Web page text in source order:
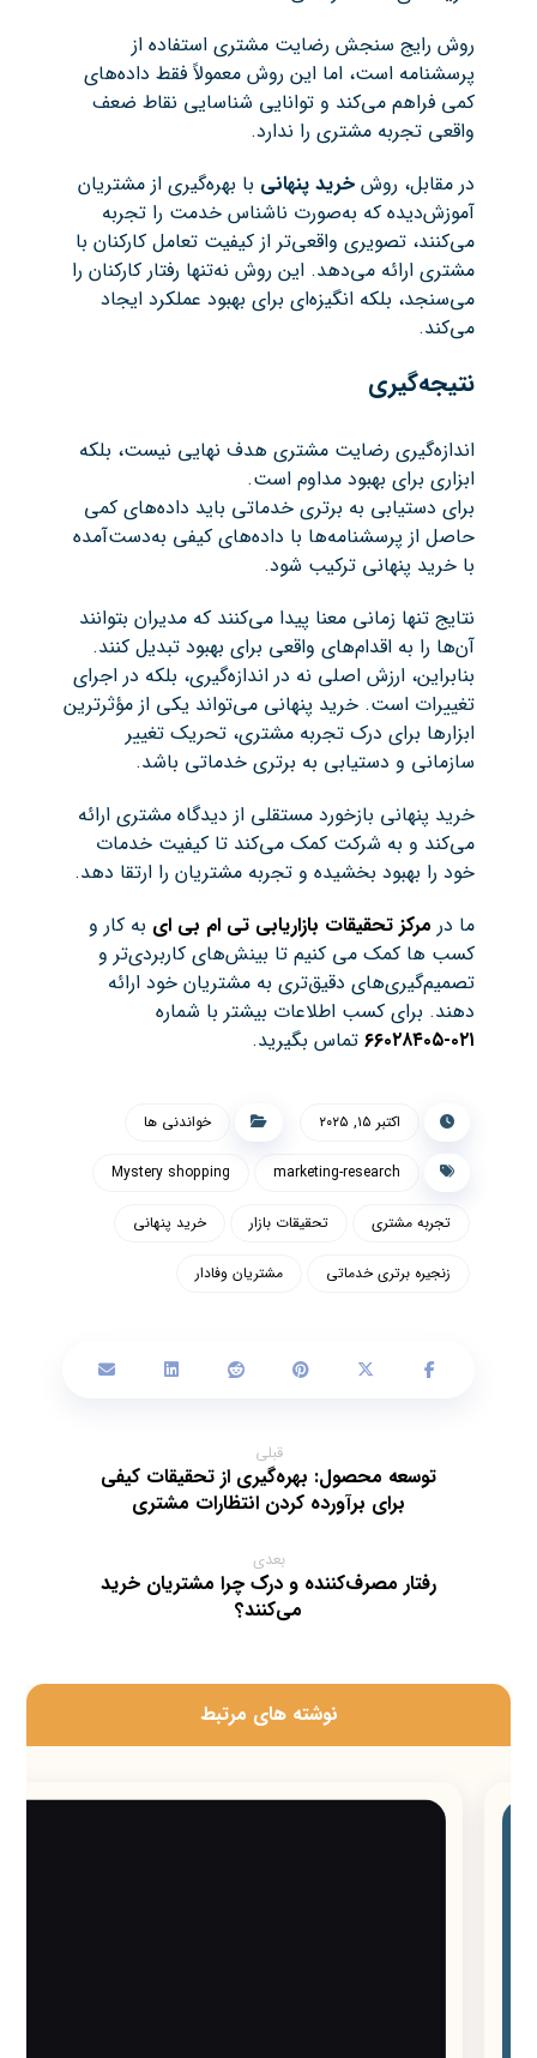
روش رایج سنجش رضایت مشتری استفاده از
پرسشنامه است، اما این روش معمولاً فقط داده‌های
کمی فراهم می‌کند و توانایی شناسایی نقاط ضعف
واقعی تجربه مشتری را ندارد.
در مقابل، روشخرید پنهانی با بهره‌گیری از مشتریان
آموزش‌دیده که به‌صورت ناشناس خدمت را تجربه
می‌کنند، تصویری واقعی‌تر از کیفیت تعامل کارکنان با
مشتری ارائه می‌دهد. این روش نه‌تنها رفتار کارکنان را
می‌سنجد، بلکه انگیزه‌ای برای بهبود عملکرد ایجاد
می‌کند.
نتیجه‌گیری
اندازه‌گیری رضایت مشتری هدف نهایی نیست، بلکه
ابزاری برای بهبود مداوم است.
برای دستیابی به برتری خدماتی باید داده‌های کمی
حاصل از پرسشنامه‌ها با داده‌های کیفی به‌دست‌آمده
با خرید پنهانی ترکیب شود.
نتایج تنها زمانی معنا پیدا می‌کنند که مدیران بتوانند
آن‌ها را به اقدام‌های واقعی برای بهبود تبدیل کنند.
بنابراین، ارزش اصلی نه در اندازه‌گیری، بلکه در اجرای
تغییرات است. خرید پنهانی می‌تواند یکی از مؤثرترین
ابزارها برای درک تجربه مشتری، تحریک تغییر
سازمانی و دستیابی به برتری خدماتی باشد.
خرید پنهانی بازخورد مستقلی از دیدگاه مشتری ارائه
می‌کند و به شرکت کمک می‌کند تا کیفیت خدمات
خود را بهبود بخشیده و تجربه مشتریان را ارتقا دهد.
ما در مرکز تحقیقات بازاریابی تی ام بی ای به کار و
کسب ها کمک می کنیم تا بینش‌های کاربردی‌تر و
تصمیم‌گیری‌های دقیق‌تری به مشتریان خود ارائه
دهند. برای کسب اطلاعات بیشتر با شماره
۰۲۱-۶۶۰۲۸۴۰۵
تماس بگیرید.
اکتبر ۱۵, ۲۰۲۵ خواندنی ها
marketing-research
Mystery shopping
تجربه مشتری تحقیقات بازار خرید پنهانی
زنجیره برتری خدماتی مشتریان وفادار
قبلی
توسعه محصول: بهره‌گیری از تحقیقات کیفی
برای برآورده کردن انتظارات مشتری
بعدی
رفتار مصرف‌کننده و درک چرا مشتریان خرید
می‌کنند؟
‫نوشته های مرتبط